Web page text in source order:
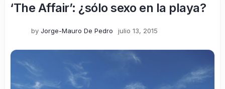
‘The Affair’: ¿sólo sexo en la playa?
by Jorge-Mauro De Pedro julio 13, 2015